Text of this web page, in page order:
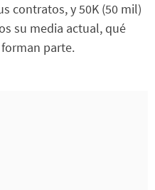
contratos, y 50K (50 mil)
su media actual, qué
parte.